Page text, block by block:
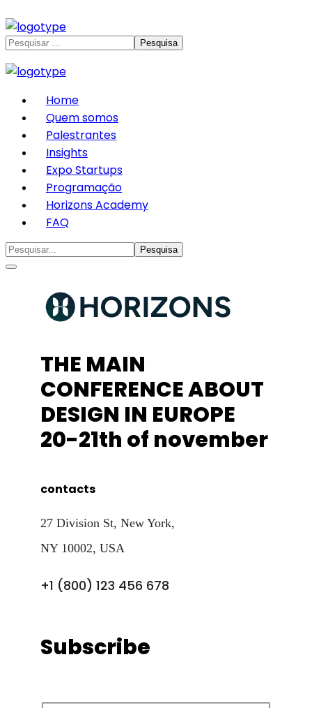
Home
Quem somos
Palestrantes
Insights
Expo Startups
Programação
Horizons Academy
FAQ
THE MAIN
CONFERENCE ABOUT
DESIGN IN EUROPE
20-21th of november
contacts
27 Division St, New York,
NY 10002, USA
+1 (800) 123 456 678
Subscribe